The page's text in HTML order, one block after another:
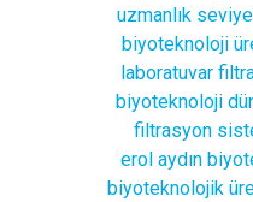
uzmanlık
biyoteknoloji
laboratuvar
biyoteknoloji
filtrasyon
erol aydın
biyoteknolojik